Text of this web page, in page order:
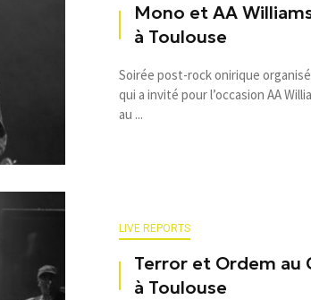
Mono et AA
à Toulouse
Soirée post-rock onirique
qui a invité pour l’occasion AA
au ...
LIVE REPORTS
Terror et Ordem au
à Toulouse